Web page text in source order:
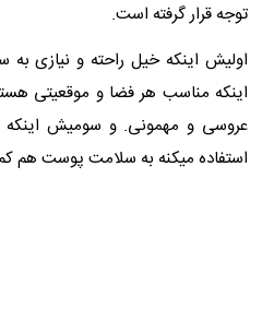
توجه قرار گرفته است.
اولیش اینکه خیل راحته و نیازی
اینکه مناسب هر فضا و موقعیتی
عروسی و مهمونی. و سومیش اینکه
استفاده میکنه به سلامت پوست هم